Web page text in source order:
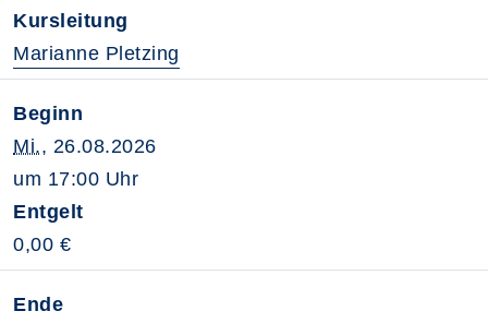
Kursleitung
Marianne Pletzing
Beginn
Mi., 26.08.2026
um 17:00 Uhr
Entgelt
0,00 €
Ende